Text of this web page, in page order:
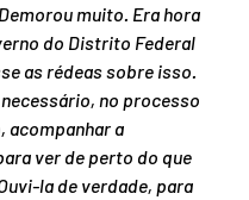
muito. Era hora
do Distrito Federal
as rédeas sobre isso.
no processo
acompanhar a
ver de perto do que
la de verdade, para